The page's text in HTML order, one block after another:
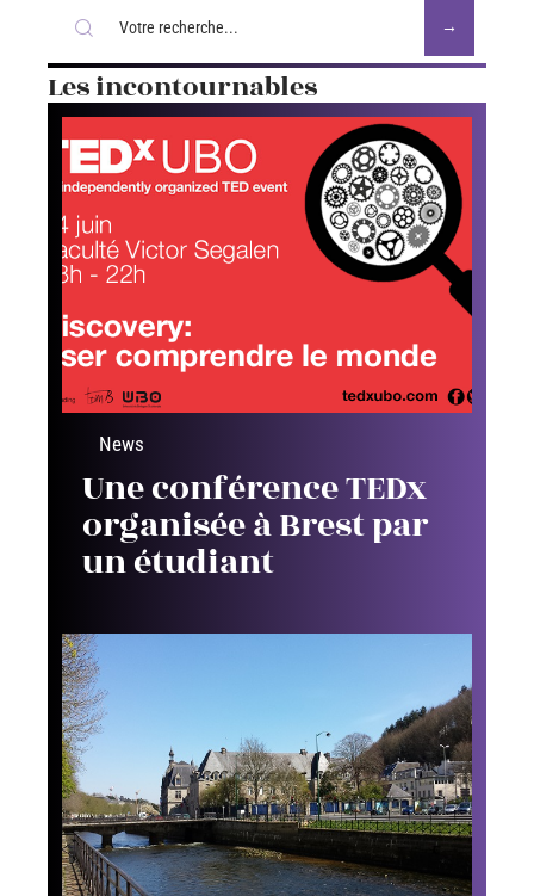
Les incontournables
News
Une conférence TEDx
organisée à Brest par
un étudiant